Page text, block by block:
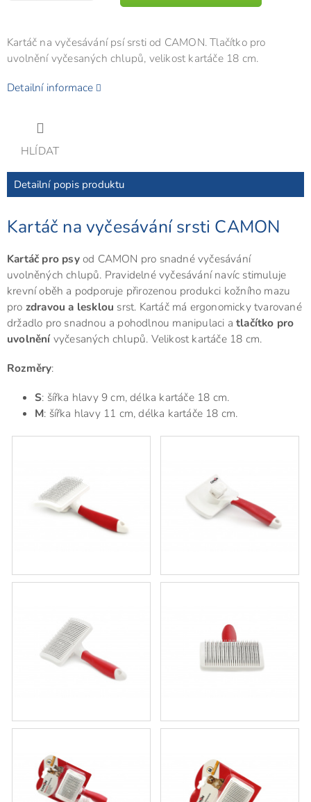
Kartáč na vyčesávání psí srsti od CAMON. Tlačítko pro
uvolnění vyčesaných chlupů, velikost kartáče 18 cm.
Detailní informace
HLÍDAT
Detailní popis produktu
Kartáč na vyčesávání srsti CAMON
Kartáč pro psyod CAMON pro snadné vyčesávání
uvolněných chlupů. Pravidelné vyčesávání navíc stimuluje
krevní oběh a podporuje přirozenou produkci kožního mazu
pro zdravou a lesklou srst. Kartáč má ergonomicky tvarované
držadlo pro snadnou a pohodlnou manipulaci atlačítko pro
uvolněnívyčesaných chlupů. Velikost kartáče 18 cm.
Rozměry:
S: šířka hlavy 9 cm, délka kartáče 18 cm.
M: šířka hlavy 11 cm, délka kartáče 18 cm.